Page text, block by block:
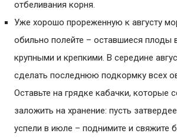
отбеливания корня.
Уже хорошо прореженную к августу
обильно полейте – оставшиеся плоды
крупными и крепкими. В середине
сделать последнюю подкормку всех
Оставьте на грядке кабачки, которые
заложить на хранение: пусть
успели в июле – поднимите и свяжите